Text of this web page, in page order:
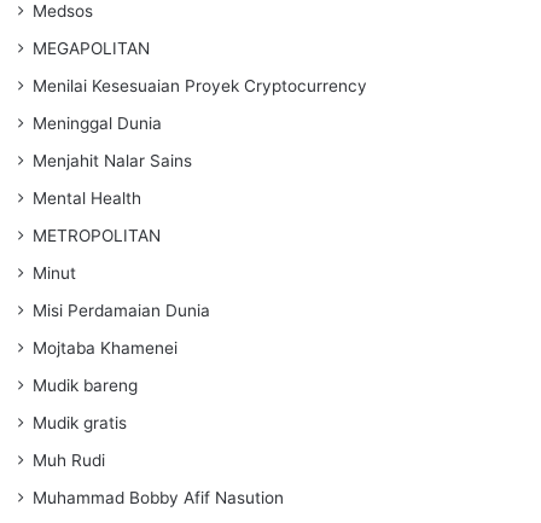
Medsos
MEGAPOLITAN
Menilai Kesesuaian Proyek Cryptocurrency
Meninggal Dunia
Menjahit Nalar Sains
Mental Health
METROPOLITAN
Minut
Misi Perdamaian Dunia
Mojtaba Khamenei
Mudik bareng
Mudik gratis
Muh Rudi
Muhammad Bobby Afif Nasution